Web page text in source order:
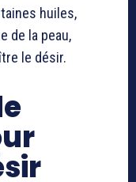
huiles,
de la peau,
le désir.